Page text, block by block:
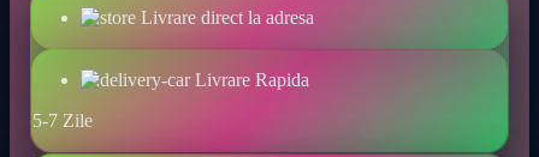
alungire
.
cantitate
Livrare direct la adresa
Livrare Rapida
5-7 Zile